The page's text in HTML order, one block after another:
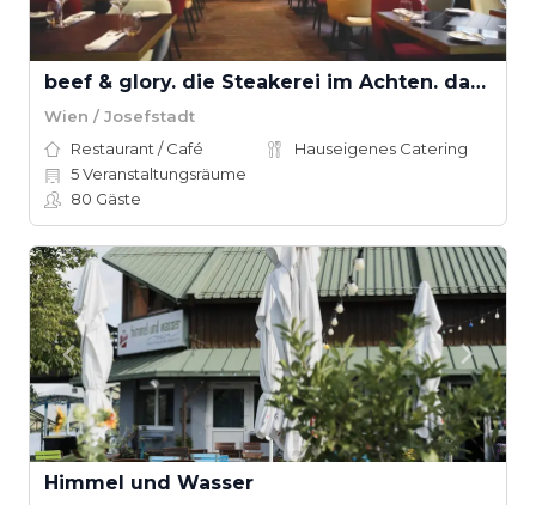
beef & glory. die Steakerei im Achten. das Steakhouse in Wien
Wien / Josefstadt
Restaurant / Café
Hauseigenes Catering
5Veranstaltungsräume
80 Gäste
Himmel und Wasser